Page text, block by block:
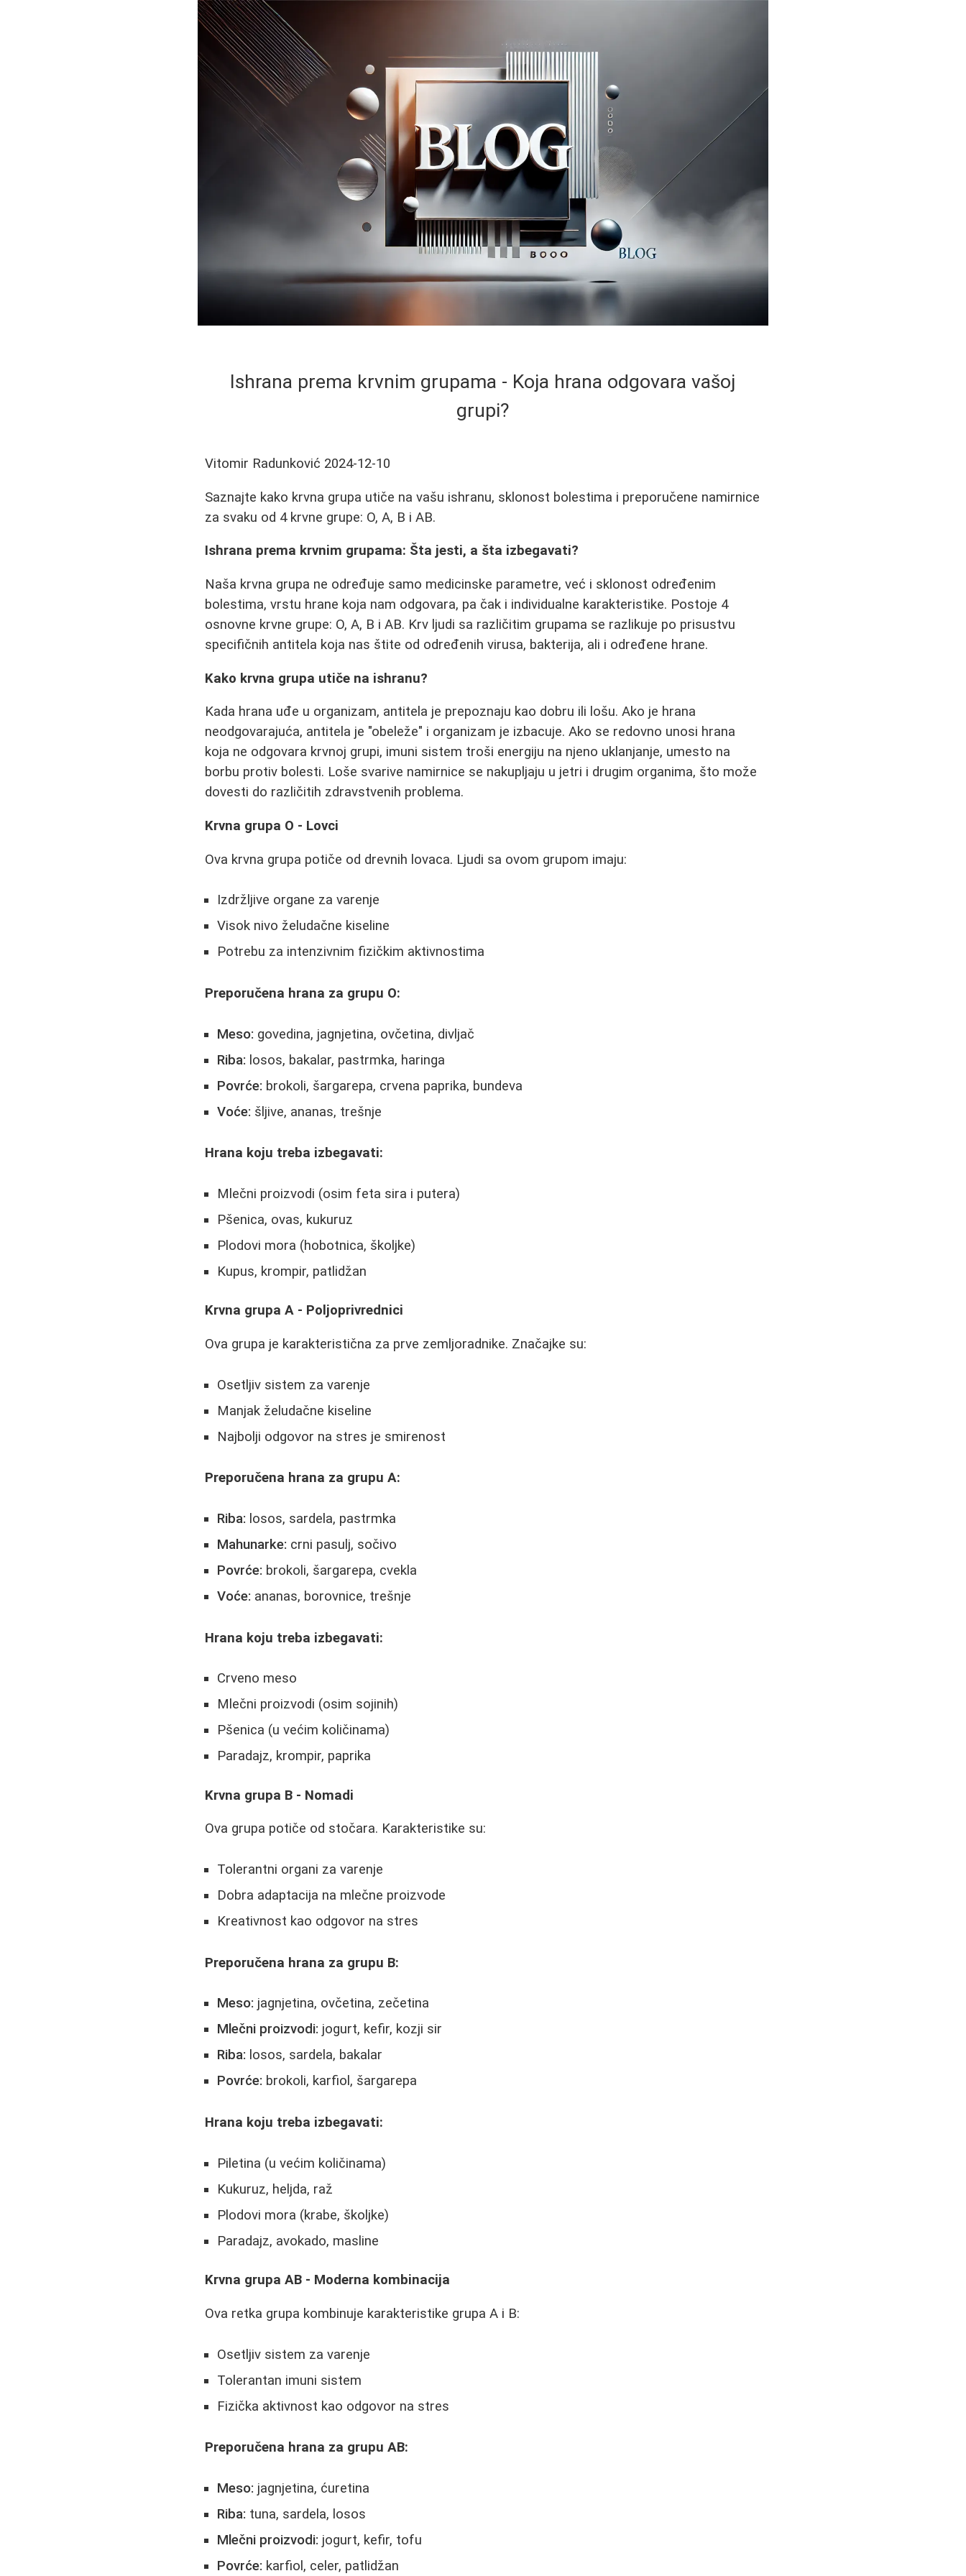
Ishrana prema krvnim grupama - Koja hrana odgovara vašoj
grupi?
Vitomir Radunković 2024-12-10
Saznajte kako krvna grupa utiče na vašu ishranu, sklonost bolestima i preporučene namirnice
za svaku od 4 krvne grupe: O, A, B i AB.
Ishrana prema krvnim grupama: Šta jesti, a šta izbegavati?
Naša krvna grupa ne određuje samo medicinske parametre, već i sklonost određenim
bolestima, vrstu hrane koja nam odgovara, pa čak i individualne karakteristike. Postoje 4
osnovne krvne grupe: O, A, B i AB. Krv ljudi sa različitim grupama se razlikuje po prisustvu
specifičnih antitela koja nas štite od određenih virusa, bakterija, ali i određene hrane.
Kako krvna grupa utiče na ishranu?
Kada hrana uđe u organizam, antitela je prepoznaju kao dobru ili lošu. Ako je hrana
neodgovarajuća, antitela je "obeleže" i organizam je izbacuje. Ako se redovno unosi hrana
koja ne odgovara krvnoj grupi, imuni sistem troši energiju na njeno uklanjanje, umesto na
borbu protiv bolesti. Loše svarive namirnice se nakupljaju u jetri i drugim organima, što može
dovesti do različitih zdravstvenih problema.
Krvna grupa O - Lovci
Ova krvna grupa potiče od drevnih lovaca. Ljudi sa ovom grupom imaju:
Izdržljive organe za varenje
Visok nivo želudačne kiseline
Potrebu za intenzivnim fizičkim aktivnostima
Preporučena hrana za grupu O:
Meso: govedina, jagnjetina, ovčetina, divljač
Riba: losos, bakalar, pastrmka, haringa
Povrće: brokoli, šargarepa, crvena paprika, bundeva
Voće: šljive, ananas, trešnje
Hrana koju treba izbegavati:
Mlečni proizvodi (osim feta sira i putera)
Pšenica, ovas, kukuruz
Plodovi mora (hobotnica, školjke)
Kupus, krompir, patlidžan
Krvna grupa A - Poljoprivrednici
Ova grupa je karakteristična za prve zemljoradnike. Značajke su:
Osetljiv sistem za varenje
Manjak želudačne kiseline
Najbolji odgovor na stres je smirenost
Preporučena hrana za grupu A:
Riba: losos, sardela, pastrmka
Mahunarke: crni pasulj, sočivo
Povrće: brokoli, šargarepa, cvekla
Voće: ananas, borovnice, trešnje
Hrana koju treba izbegavati:
Crveno meso
Mlečni proizvodi (osim sojinih)
Pšenica (u većim količinama)
Paradajz, krompir, paprika
Krvna grupa B - Nomadi
Ova grupa potiče od stočara. Karakteristike su:
Tolerantni organi za varenje
Dobra adaptacija na mlečne proizvode
Kreativnost kao odgovor na stres
Preporučena hrana za grupu B:
Meso: jagnjetina, ovčetina, zečetina
Mlečni proizvodi: jogurt, kefir, kozji sir
Riba: losos, sardela, bakalar
Povrće: brokoli, karfiol, šargarepa
Hrana koju treba izbegavati:
Piletina (u većim količinama)
Kukuruz, heljda, raž
Plodovi mora (krabe, školjke)
Paradajz, avokado, masline
Krvna grupa AB - Moderna kombinacija
Ova retka grupa kombinuje karakteristike grupa A i B:
Osetljiv sistem za varenje
Tolerantan imuni sistem
Fizička aktivnost kao odgovor na stres
Preporučena hrana za grupu AB:
Meso: jagnjetina, ćuretina
Riba: tuna, sardela, losos
Mlečni proizvodi: jogurt, kefir, tofu
Povrće: karfiol, celer, patlidžan